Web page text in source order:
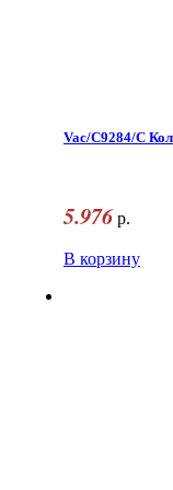
Vac/C9284/С
5.976 р.
В корзину